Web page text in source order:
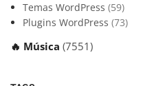
Temas WordPress (59)
Plugins WordPress (73)
🔥 Música (7551)